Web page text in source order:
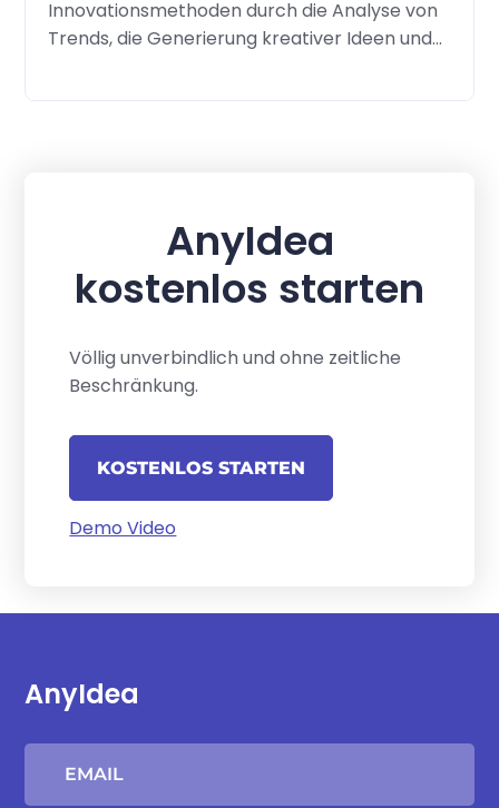
Innovationsmethoden durch die Analyse von
Trends, die Generierung kreativer Ideen und
AnyIdea
kostenlos starten
Völlig unverbindlich und ohne zeitliche
Beschränkung.
KOSTENLOS STARTEN
Demo Video
AnyIdea